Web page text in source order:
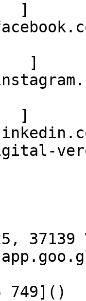
]
]
]
37139
749]()